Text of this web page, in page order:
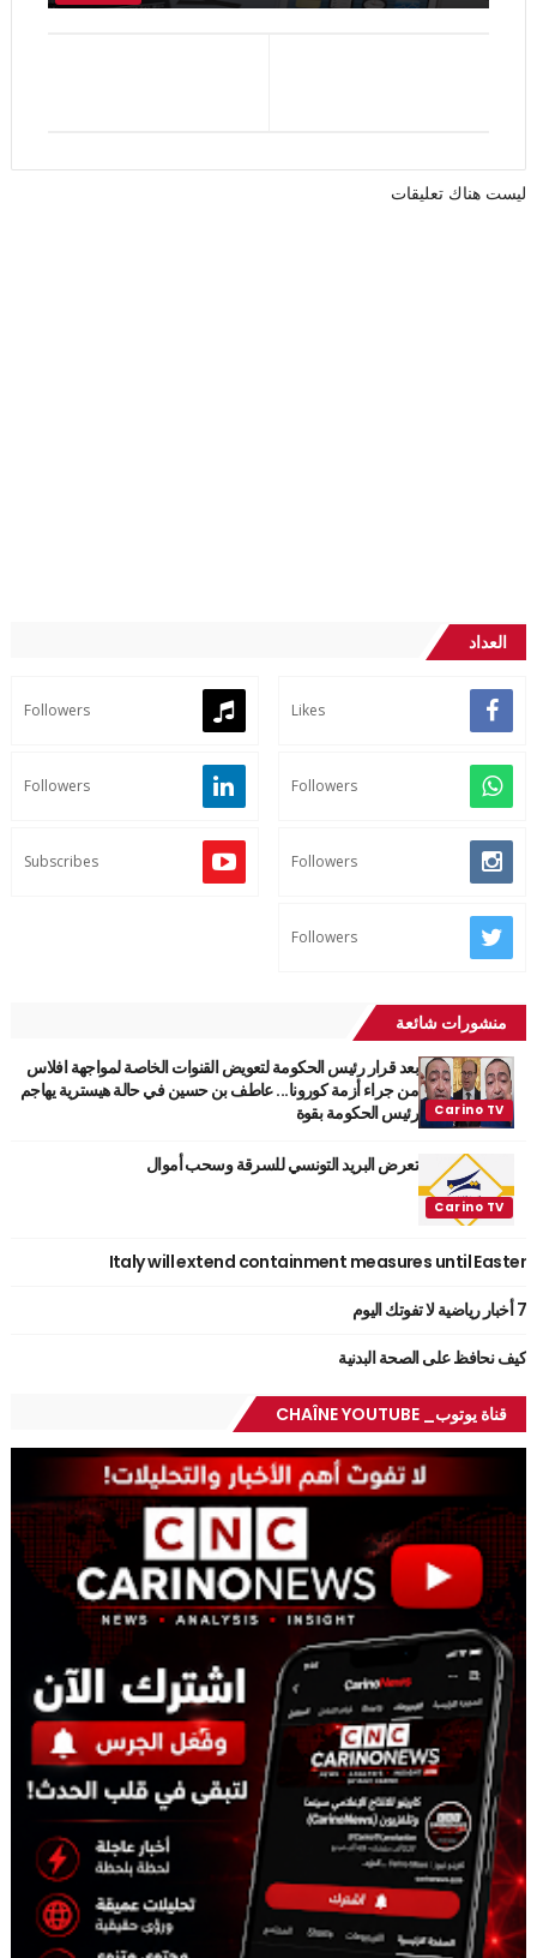
ليست هناك تعليقات
العداد
Likes
Followers
Followers
Followers
Followers
Subscribes
Followers
منشورات شائعة
بعد قرار رئيس الحكومة لتعويض القنوات الخاصة لمواجهة افلاس
من جراء أزمة كورونا... عاطف بن حسين في حالة هيسترية يهاجم
رئيس الحكومة بقوة
تعرض البريد التونسي للسرقة وسحب أموال
Italy will extend containment measures until Easter
7 أخبار رياضية لا تفوتك اليوم
كيف نحافظ على الصحة البدنية
قناة يوتوب_ CHAÎNE YOUTUBE